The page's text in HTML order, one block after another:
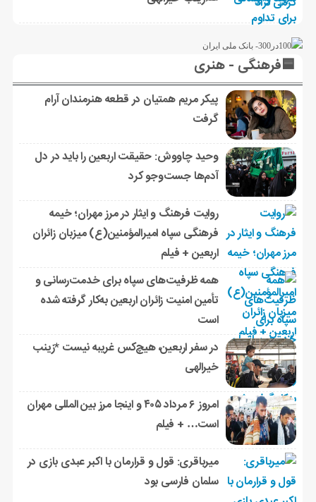
🟦فرهنگی - هنری
پیکر مریم همتیان در قطعه هنرمندان آرام
گرفت
وحید چاووش: حقیقت اربعین را باید در دل
آدم‌ها جست‌وجو کرد
روایت فرهنگ و ایثار در مرز مهران؛ خیمه
فرهنگی سپاه امیرالمؤمنین(ع) میزبان زائران
اربعین + فیلم
همه ظرفیت‌های سپاه برای خدمت‌رسانی و
تأمین امنیت زائران اربعین به‌کار گرفته شده
است
در سفر اربعین، هیچ‌کس غریبه نیست *زینب
خیرالهی
امروز ۶ مرداد ۴۰۵ و اینجا مرز بین المللی مهران
است… + فیلم
میرباقری: قول و قرارمان با اکبر عبدی بازی در
سلمان فارسی بود